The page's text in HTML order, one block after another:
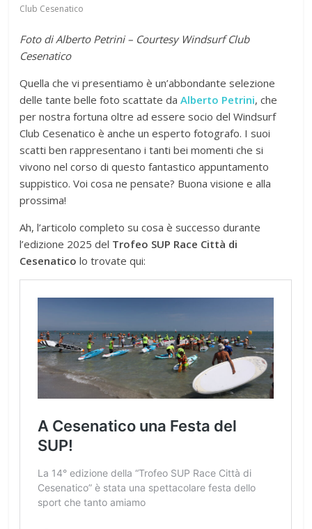
Club Cesenatico
Foto di Alberto Petrini – Courtesy Windsurf Club
Cesenatico
Quella che vi presentiamo è un’abbondante selezione
delle tante belle foto scattate daAlberto Petrini, che
per nostra fortuna oltre ad essere socio del Windsurf
Club Cesenatico è anche un esperto fotografo. I suoi
scatti ben rappresentano i tanti bei momenti che si
vivono nel corso di questo fantastico appuntamento
suppistico. Voi cosa ne pensate? Buona visione e alla
prossima!
Ah, l’articolo completo su cosa è successo durante
l’edizione 2025 del Trofeo SUP Race Città di
Cesenatico lo trovate qui: